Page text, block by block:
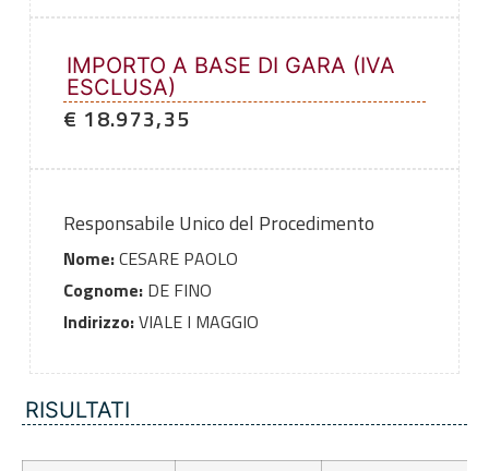
IMPORTO A BASE DI GARA (IVA
ESCLUSA)
€ 18.973,35
Responsabile Unico del Procedimento
Nome:CESARE PAOLO
Cognome:DE FINO
Indirizzo:VIALE I MAGGIO
RISULTATI